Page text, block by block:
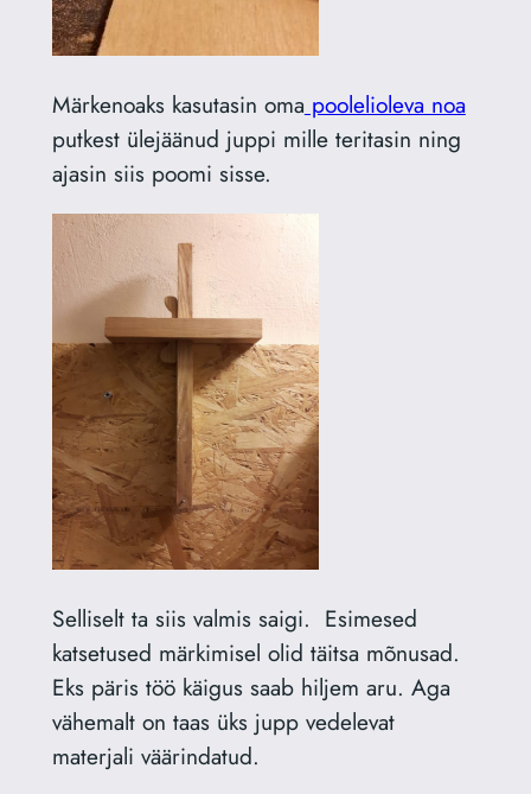
Märkenoaks kasutasin oma poolelioleva noa
putkest ülejäänud juppi mille teritasin ning
ajasin siis poomi sisse.
Selliselt ta siis valmis saigi. Esimesed
katsetused märkimisel olid täitsa mõnusad.
Eks päris töö käigus saab hiljem aru. Aga
vähemalt on taas üks jupp vedelevat
materjali väärindatud.